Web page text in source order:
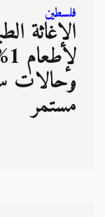
فلسطين
الإغاثة
وحالات
مُستمر